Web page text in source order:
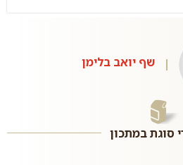
שף יואב בלימן
סוגת במתכון